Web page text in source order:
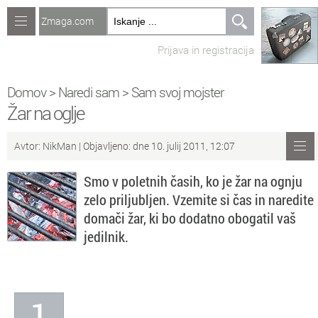
Računalništvo
Recepti
Naredi sam
Forum
Preverjanje znanja
Sv Sveže teme na forumu
Zmaga.com
Prijava in registracija
Domov> Naredi sam > Sam svoj mojster
Žar na oglje
Avtor: NikMan | Objavljeno: dne 10. julij 2011, 12:07
Smo v poletnih časih, ko je žar na ognju
zelo priljubljen. Vzemite si čas in naredite
domači žar, ki bo dodatno obogatil vaš
jedilnik.